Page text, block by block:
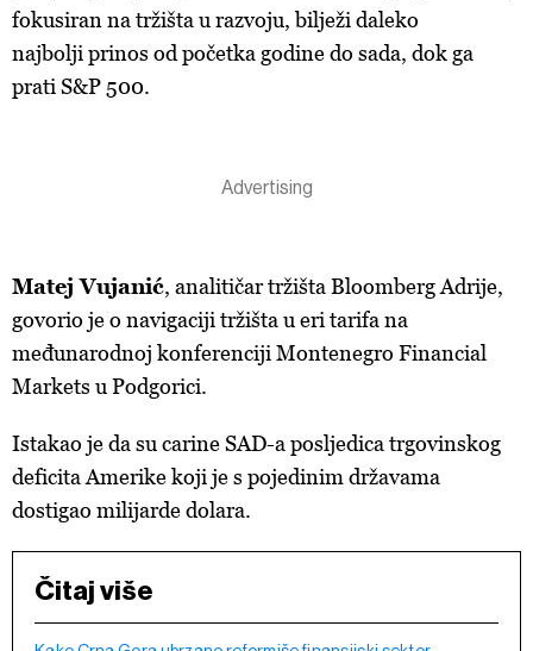
fokusiran na tržišta u razvoju, bilježi daleko
najbolji prinos od početka godine do sada, dok ga
prati S&P 500.
Matej Vujanić, analitičar tržišta Bloomberg Adrije,
govorio je o navigaciji tržišta u eri tarifa na
međunarodnoj konferenciji Montenegro Financial
Markets u Podgorici.
Istakao je da su carine SAD-a posljedica trgovinskog
deficita Amerike koji je s pojedinim državama
dostigao milijarde dolara.
Čitaj više